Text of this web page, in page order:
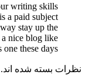
writing skills
a paid subject
stay up the
nice blog like
one these days..
نظرات بسته شده اند.